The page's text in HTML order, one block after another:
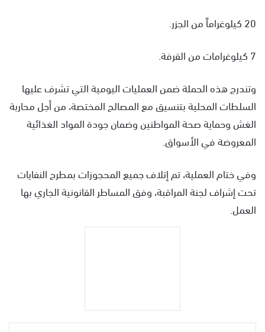
20 كيلوغراماً من الجزر.
7 كيلوغرامات من القرفة.
وتندرج هذه الحملة ضمن العمليات اليومية التي تشرف عليها
السلطات المحلية بتنسيق مع المصالح المختصة، من أجل محاربة
الغش وحماية صحة المواطنين وضمان جودة المواد الغذائية
المعروضة في الأسواق.
وفي ختام العملية، تم إتلاف جميع المحجوزات بمطرح النفايات
تحت إشراف لجنة المراقبة، وفق المساطر القانونية الجاري بها
العمل.